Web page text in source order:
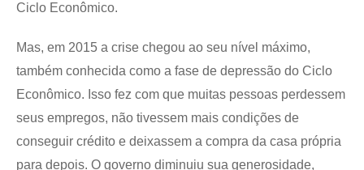
Ciclo Econômico.
Mas, em 2015 a crise chegou ao seu nível máximo,
também conhecida como a fase de depressão do Ciclo
Econômico. Isso fez com que muitas pessoas perdessem
seus empregos, não tivessem mais condições de
conseguir crédito e deixassem a compra da casa própria
para depois. O governo diminuiu sua generosidade,